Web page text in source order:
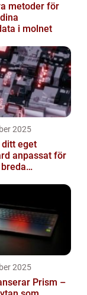
metoder för
i molnet
2025
ditt eget
anpassat för
2025
Prism –